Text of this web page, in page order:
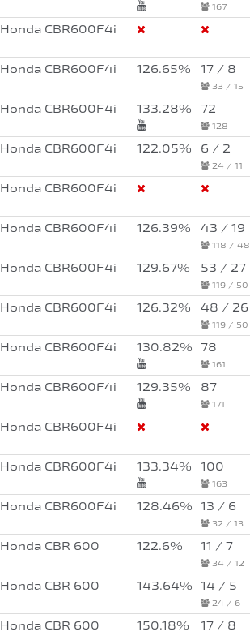
167
Honda CBR600F4i
Honda CBR600F4i 126.65% 17 / 8
33 / 15
Honda CBR600F4i 133.28% 72
128
Honda CBR600F4i 122.05% 6 / 2
24 / 11
Honda CBR600F4i
Honda CBR600F4i 126.39% 43 / 19
118 / 48
Honda CBR600F4i 129.67% 53 / 27
119 / 50
Honda CBR600F4i 126.32% 48 / 26
119 / 50
Honda CBR600F4i 130.82% 78
161
Honda CBR600F4i 129.35% 87
171
Honda CBR600F4i
Honda CBR600F4i 133.34% 100
163
Honda CBR600F4i 128.46% 13 / 6
32 / 13
Honda CBR 600 122.6% 11 / 7
34 / 12
Honda CBR 600 143.64% 14 / 5
24 / 6
Honda CBR 600 150.18% 17 / 8